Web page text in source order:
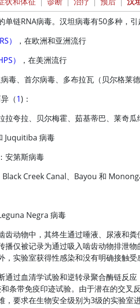
单链RNA病毒。汉坦病毒有50多种，
）
，在欧洲和亚洲流行
）
，在美洲流行
毒、首尔病毒、多布拉瓦（贝尔格莱
（1)：
拉夸拉、贝尔梅霍、茹基蒂巴、莱奇
Juquitiba 病毒
安第斯病毒
Creek Canal、Bayou 和
Negra 病毒
齿动物中，其终生通过唾液、尿液和
播仅被记录为通过吸入啮齿动物排泄
，实验室获得性感染和没有明确接触
通过血清学试验和逆转录聚合酶链反
和条带免疫印迹试验。由于潜在的交
要求在生物安全级别为3级的实验室进